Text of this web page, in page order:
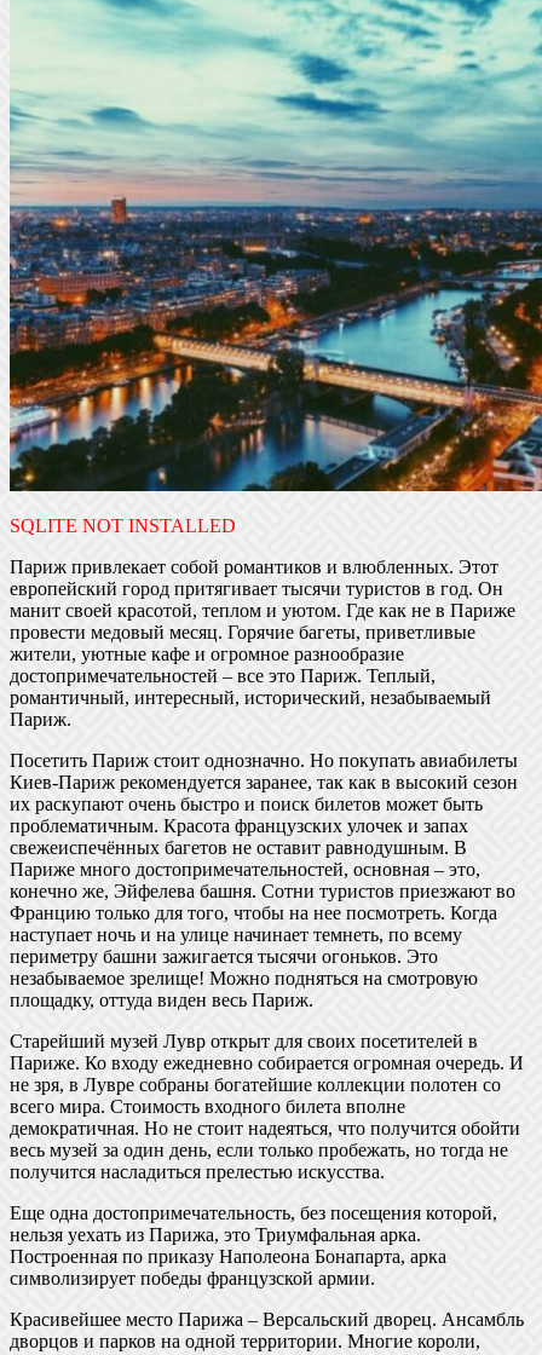
SQLITE NOT INSTALLED
Париж привлекает собой романтиков и влюбленных. Этот
европейский город притягивает тысячи туристов в год. Он
манит своей красотой, теплом и уютом. Где как не в Париже
провести медовый месяц. Горячие багеты, приветливые
жители, уютные кафе и огромное разнообразие
достопримечательностей – все это Париж. Теплый,
романтичный, интересный, исторический, незабываемый
Париж.
Посетить Париж стоит однозначно. Но покупать авиабилеты
Киев-Париж рекомендуется заранее, так как в высокий сезон
их раскупают очень быстро и поиск билетов может быть
проблематичным. Красота французских улочек и запах
свежеиспечённых багетов не оставит равнодушным. В
Париже много достопримечательностей, основная – это,
конечно же, Эйфелева башня. Сотни туристов приезжают во
Францию только для того, чтобы на нее посмотреть. Когда
наступает ночь и на улице начинает темнеть, по всему
периметру башни зажигается тысячи огоньков. Это
незабываемое зрелище! Можно подняться на смотровую
площадку, оттуда виден весь Париж.
Старейший музей Лувр открыт для своих посетителей в
Париже. Ко входу ежедневно собирается огромная очередь. И
не зря, в Лувре собраны богатейшие коллекции полотен со
всего мира. Стоимость входного билета вполне
демократичная. Но не стоит надеяться, что получится обойти
весь музей за один день, если только пробежать, но тогда не
получится насладиться прелестью искусства.
Еще одна достопримечательность, без посещения которой,
нельзя уехать из Парижа, это Триумфальная арка.
Построенная по приказу Наполеона Бонапарта, арка
символизирует победы французской армии.
Красивейшее место Парижа – Версальский дворец. Ансамбль
дворцов и парков на одной территории. Многие короли,